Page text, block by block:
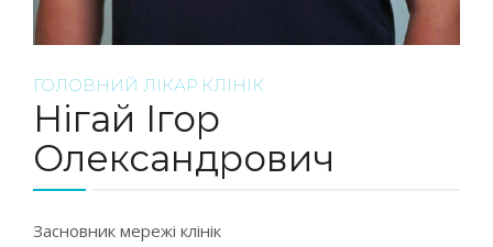
ГОЛОВНИЙ ЛІКАР КЛІНІК
Нігай Ігор
Олександрович
Засновник мережі клінік